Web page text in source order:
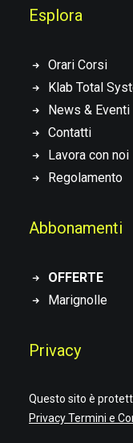
Esplora
Orari Corsi
Klab Total
News & Eventi
Contatti
Lavora con noi
Regolamento
Abbonamenti
OFFERTE
Marignolle
Privacy
Questo sito è
PrivacyTermini e